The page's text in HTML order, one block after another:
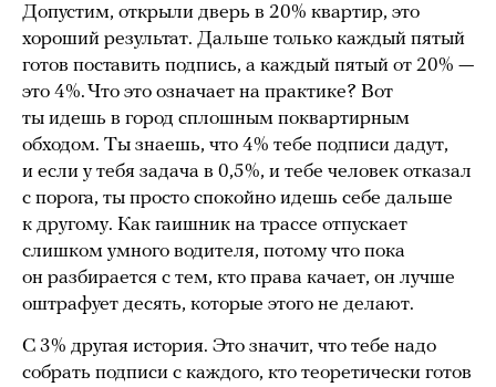
Допустим, открыли дверь в 20% квартир, это
хороший результат. Дальше только каждый пятый
готов поставить подпись, а каждый пятый от 20% —
это 4%. Что это означает на практике? Вот
ты идешь в город сплошным поквартирным
обходом. Ты знаешь, что 4% тебе подписи дадут,
и если у тебя задача в 0,5%, и тебе человек отказал
с порога, ты просто спокойно идешь себе дальше
к другому. Как гаишник на трассе отпускает
слишком умного водителя, потому что пока
он разбирается с тем, кто права качает, он лучше
оштрафует десять, которые этого не делают.
С 3% другая история. Это значит, что тебе надо
собрать подписи с каждого, кто теоретически готов